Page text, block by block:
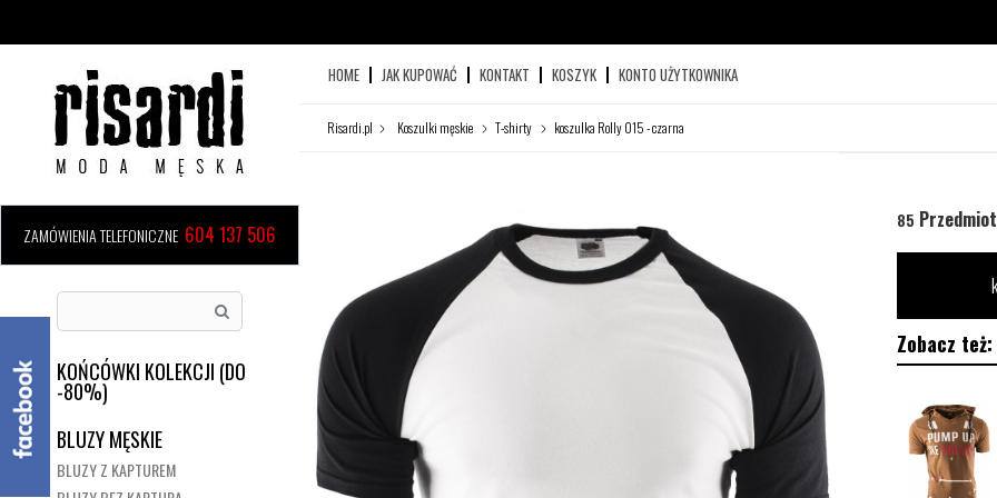
ZAMÓWIENIA TELEFONICZNE 604 137 506
KOŃCÓWKI KOLEKCJI (DO
-80%)
BLUZY MĘSKIE
BLUZY Z KAPTUREM
HOME JAK KUPOWAĆ KONTAKT KOSZYK KONTO UŻYTKOWNIKA
Risardi.pl Koszulki męskie T-shirty koszulka Rolly 015 - czarna
85
Zobacz też: